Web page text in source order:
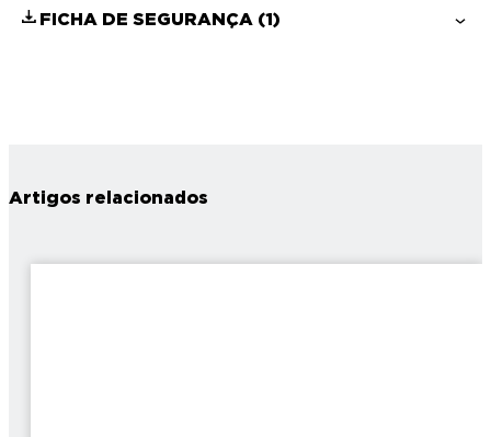
FICHA DE SEGURANÇA (1)
Artigos relacionados